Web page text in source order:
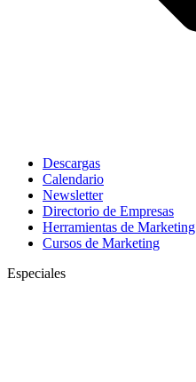
Descargas
Calendario
Newsletter
Directorio de Empresas
Herramientas de Marketing
Cursos de Marketing
Especiales